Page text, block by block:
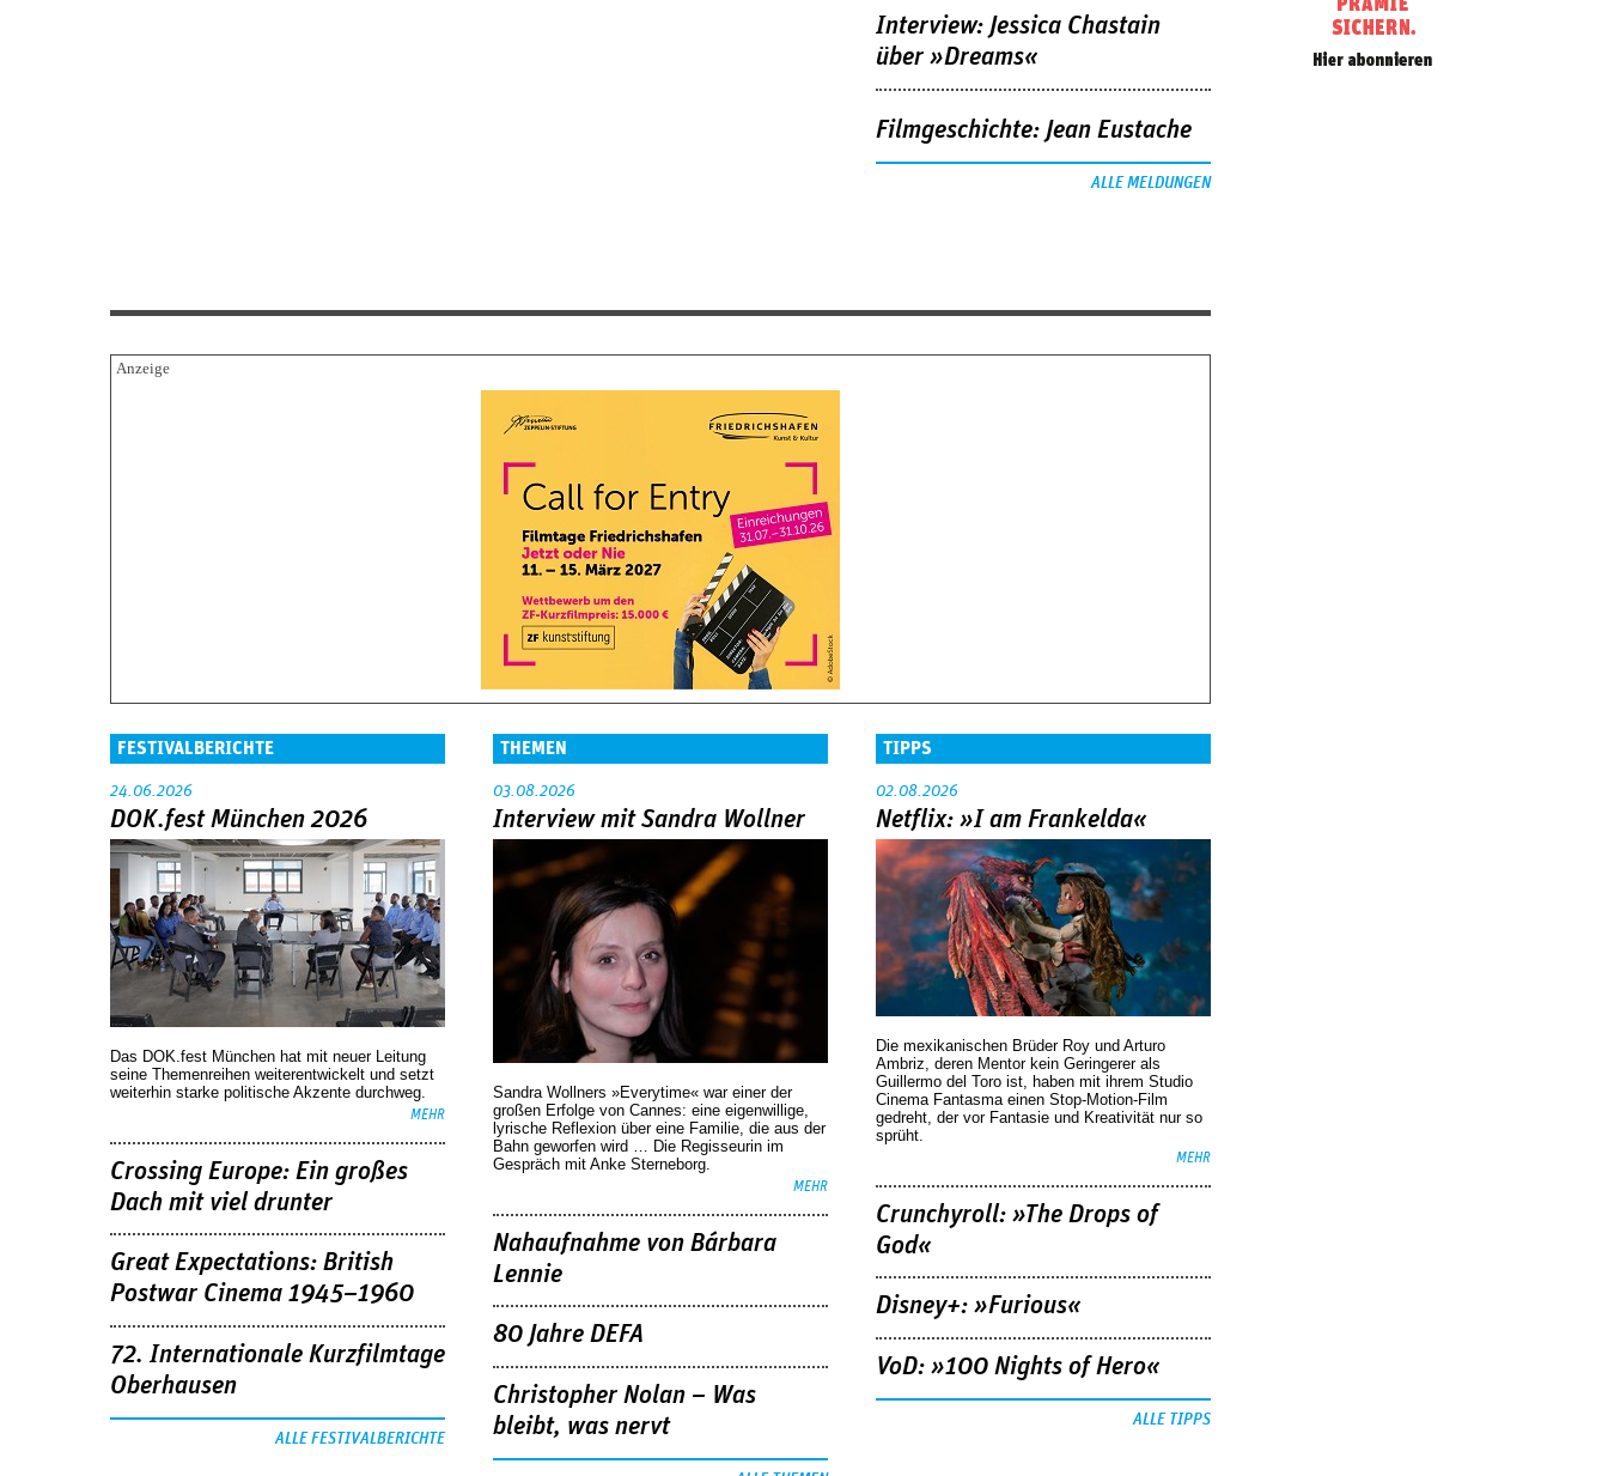
Interview: Jessica Chastain
über »Dreams«
Filmgeschichte: Jean Eustache
ALLE MELDUNGEN
FESTIVALBERICHTE
24.06.2026
DOK.fest München 2026
Das DOK.fest München hat mit neuer Leitung
seine Themenreihen weiterentwickelt und setzt
weiterhin starke politische Akzente durchweg.
MEHR
Crossing Europe: Ein großes
Dach mit viel drunter
Great Expectations: British
Postwar Cinema 1945–1960
72. Internationale Kurzfilmtage
Oberhausen
ALLE FESTIVALBERICHTE
THEMEN
03.08.2026
Interview mit Sandra Wollner
Sandra Wollners »Everytime« war einer der
großen Erfolge von Cannes: eine eigenwillige,
lyrische Reflexion über eine ­Familie, die aus der
Bahn geworfen wird … Die Regisseurin im
Gespräch mit Anke Sterneborg.
MEHR
Nahaufnahme von Bárbara
Lennie
80 Jahre DEFA
Christopher Nolan – Was
bleibt, was nervt
TIPPS
02.08.2026
Netflix: »I am Frankelda«
Die mexikanischen Brüder Roy und Arturo
Ambriz, deren Mentor kein Geringerer als
Guillermo del Toro ist, haben mit ihrem Studio
Cinema Fantasma einen Stop-Motion-Film
gedreht, der vor Fantasie und Kreativität nur so
sprüht.
MEHR
Crunchyroll: »The Drops of
God«
Disney+: »Furious«
VoD: »100 Nights of Hero«
ALLE TIPPS